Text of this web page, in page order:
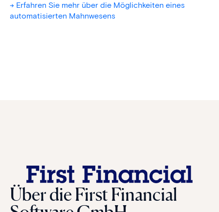
-> Erfahren Sie mehr über die Möglichkeiten eines
automatisierten Mahnwesens
Über die First Financial